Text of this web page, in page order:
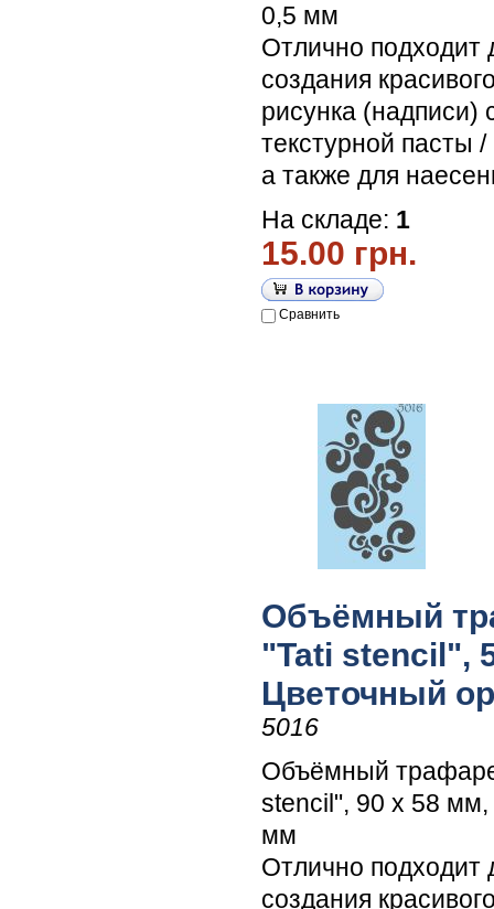
0,5 мм
Отлично подходит
создания
рисунка
текстурной пасты
а также для
На складе: 1
15.00 грн.
Сравнить
Объёмный
"Tati stencil",
Цветочный
5016
Объёмный
stencil", 90 х 58
мм
Отлично подходит
создания